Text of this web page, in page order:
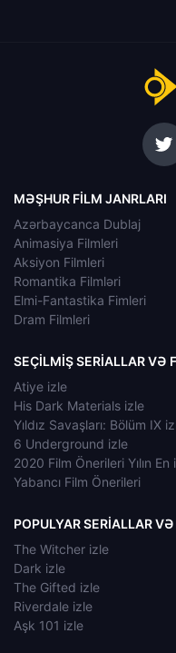
MƏŞHUR FILM JANRLARI
Azərbaycanca Dublaj
Animasiya Filmleri
Aksiyon Filmleri
Romantika Filmləri
Elmi-Fantastika Fimleri
Dram Filmleri
SEÇILMIŞ SERIALLAR VƏ
Atiye izle
His Dark Materials izle
Yıldız Savaşları: Bölüm IX
6 Underground izle
2020 Film Önerileri Yılın En
Yabancı Film Önerileri
POPULYAR SERIALLAR
The Witcher izle
Dark izle
The Gifted izle
Riverdale izle
Aşk 101 izle